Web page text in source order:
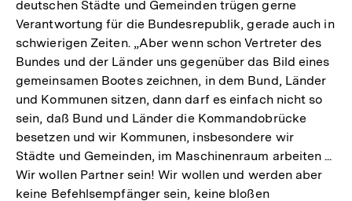
deutschen Städte und Gemeinden trügen gerne
Verantwortung für die Bundesrepublik, gerade auch in
schwierigen Zeiten. „Aber wenn schon Vertreter des
Bundes und der Länder uns gegenüber das Bild eines
gemeinsamen Bootes zeichnen, in dem Bund, Länder
und Kommunen sitzen, dann darf es einfach nicht so
sein, daß Bund und Länder die Kommandobrücke
besetzen und wir Kommunen, insbesondere wir
Städte und Gemeinden, im Maschinenraum arbeiten ...
Wir wollen Partner sein! Wir wollen und werden aber
keine Befehlsempfänger sein, keine bloßen